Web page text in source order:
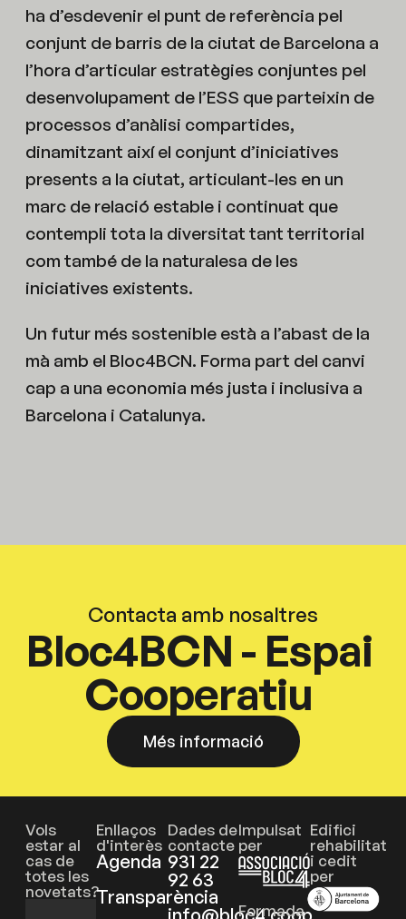
ha d’esdevenir el punt de referència pel
conjunt de barris de la ciutat de Barcelona a
l’hora d’articular estratègies conjuntes pel
desenvolupament de l’ESS que parteixin de
processos d’anàlisi compartides,
dinamitzant així el conjunt d’iniciatives
presents a la ciutat, articulant-les en un
marc de relació estable i continuat que
contempli tota la diversitat tant territorial
com també de la naturalesa de les
iniciatives existents.
Un futur més sostenible està a l’abast de la
mà amb el Bloc4BCN. Forma part del canvi
cap a una economia més justa i inclusiva a
Barcelona i Catalunya.
Contacta amb nosaltres
Bloc4BCN - Espai
Cooperatiu
Més informació
Vols
estar al
cas de
totes les
novetats?
Enllaços
d'interès
Agenda
Transparència
Dades de
contacte
931 22
92 63
Impulsat
per
Formada
Edifici
rehabilitat
i cedit
per